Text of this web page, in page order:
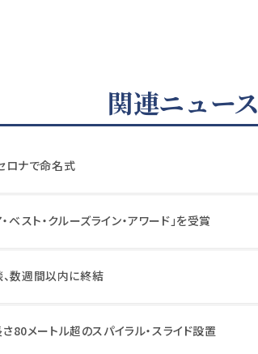
関連ニュース
ロナで命名式
ベスト・クルーズライン・アワード」を受賞
数週間以内に終結
さ80メートル超のスパイラル・スライド設置